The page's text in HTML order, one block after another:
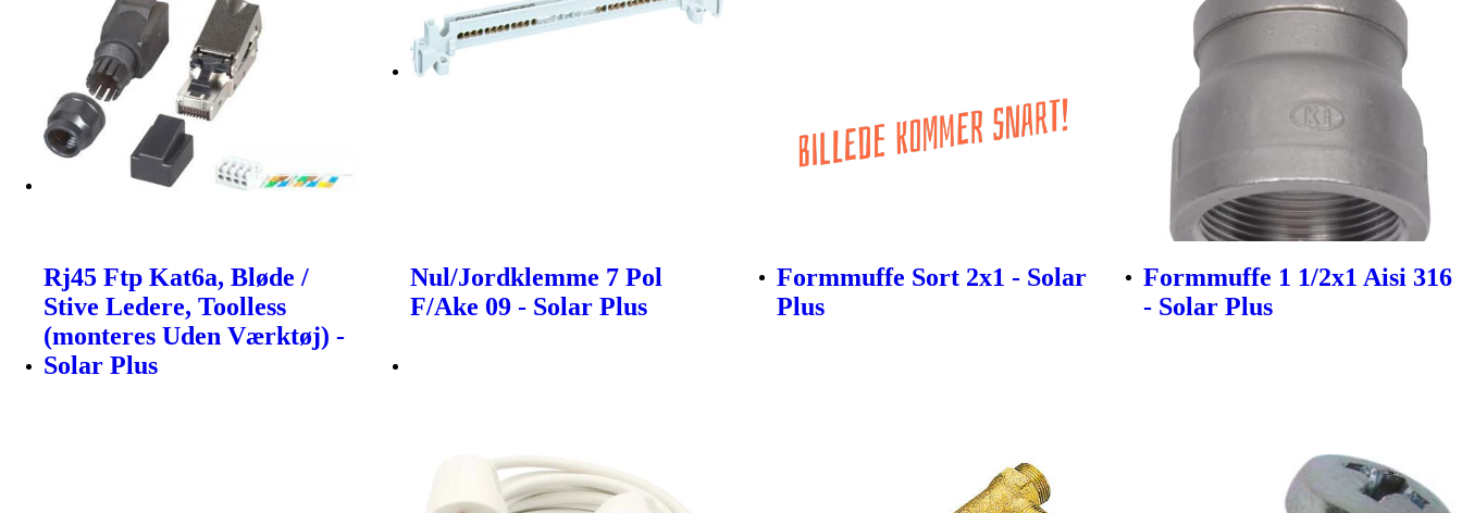
Rj45 Ftp Kat6a, Bløde /
Stive Ledere, Toolless
(monteres Uden Værktøj) -
Solar Plus
Nul/Jordklemme 7 Pol
F/Ake 09 - Solar Plus
Formmuffe Sort 2x1 - Solar
Plus
Formmuffe 1 1/2x1 Aisi 316
- Solar Plus